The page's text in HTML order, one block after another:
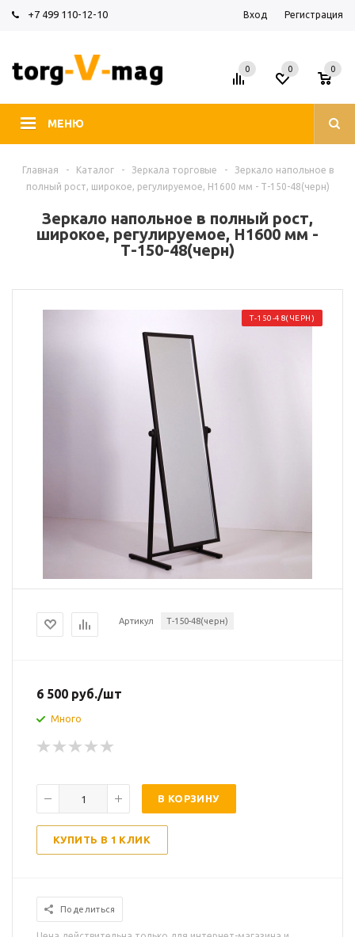
+7 499 110-12-10 Вход Регистрация
МЕНЮ
0 0
0
Главная - Каталог - Зеркала торговые -
Зеркало напольное в
полный рост, широкое, регулируемое, H1600 мм - Т-150-48(черн)
Зеркало напольное в полный рост,
широкое, регулируемое, H1600 мм -
Т-150-48(черн)
Т-150-48(ЧЕРН)
Артикул Т-150-48(черн)
6 500 руб./шт
Много
В КОРЗИНУ
КУПИТЬ В 1 КЛИК
Поделиться